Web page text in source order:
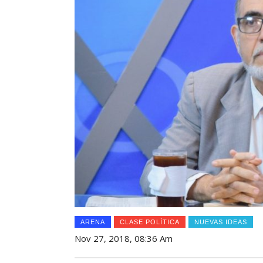
ARENA CLASE POLÍTICA NUEVAS IDEAS
Nov 27, 2018, 08:36 Am